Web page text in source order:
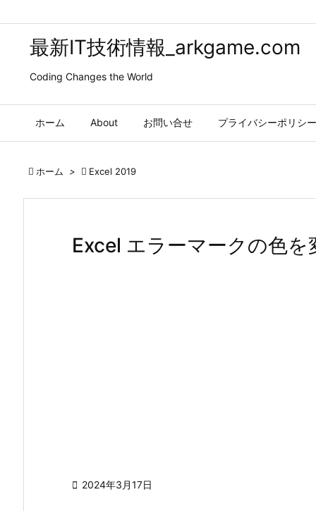
最新IT技術情報_arkgame.com
Coding Changes the World
ホーム About お問い合せ プライバシーポリシー
 ホーム >  Excel 2019
Excel エラーマークの色を
 2024年3月17日